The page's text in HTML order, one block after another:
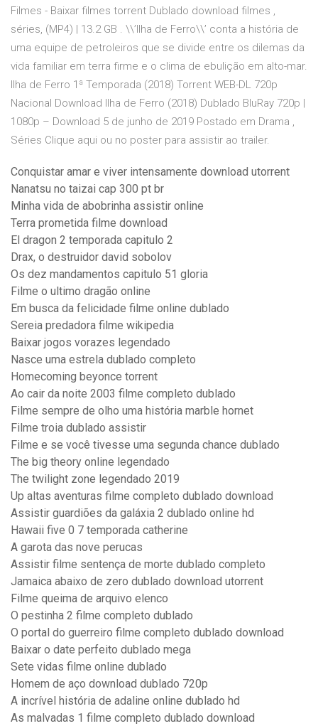
Filmes - Baixar filmes torrent Dublado download filmes ,
séries, (MP4) | 13.2 GB . \\’Ilha de Ferro\\’ conta a história de
uma equipe de petroleiros que se divide entre os dilemas da
vida familiar em terra firme e o clima de ebulição em alto-mar.
Ilha de Ferro 1ª Temporada (2018) Torrent WEB-DL 720p
Nacional Download Ilha de Ferro (2018) Dublado BluRay 720p |
1080p – Download 5 de junho de 2019 Postado em Drama ,
Séries Clique aqui ou no poster para assistir ao trailer.
Conquistar amar e viver intensamente download utorrent
Nanatsu no taizai cap 300 pt br
Minha vida de abobrinha assistir online
Terra prometida filme download
El dragon 2 temporada capitulo 2
Drax, o destruidor david sobolov
Os dez mandamentos capitulo 51 gloria
Filme o ultimo dragão online
Em busca da felicidade filme online dublado
Sereia predadora filme wikipedia
Baixar jogos vorazes legendado
Nasce uma estrela dublado completo
Homecoming beyonce torrent
Ao cair da noite 2003 filme completo dublado
Filme sempre de olho uma história marble hornet
Filme troia dublado assistir
Filme e se você tivesse uma segunda chance dublado
The big theory online legendado
The twilight zone legendado 2019
Up altas aventuras filme completo dublado download
Assistir guardiões da galáxia 2 dublado online hd
Hawaii five 0 7 temporada catherine
A garota das nove perucas
Assistir filme sentença de morte dublado completo
Jamaica abaixo de zero dublado download utorrent
Filme queima de arquivo elenco
O pestinha 2 filme completo dublado
O portal do guerreiro filme completo dublado download
Baixar o date perfeito dublado mega
Sete vidas filme online dublado
Homem de aço download dublado 720p
A incrível história de adaline online dublado hd
As malvadas 1 filme completo dublado download